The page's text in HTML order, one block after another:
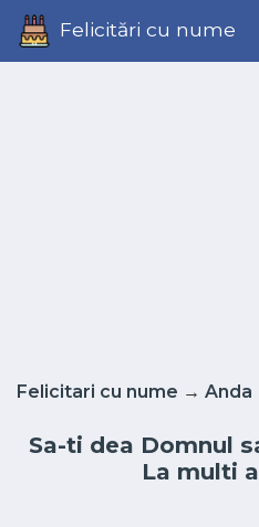
Felicitări cu nume
Felicitari cu nume → Anda
Sa-ti dea Domnul
La multi